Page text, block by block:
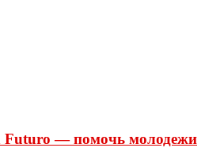
Futuro — помочь молодежи